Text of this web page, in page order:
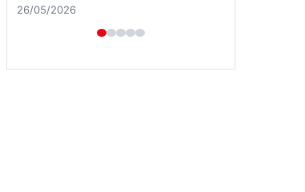
28/04/2026